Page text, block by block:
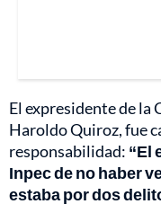
El expresidente de la
Haroldo Quiroz, fue
responsabilidad: “El
Inpec de no haber
estaba por dos